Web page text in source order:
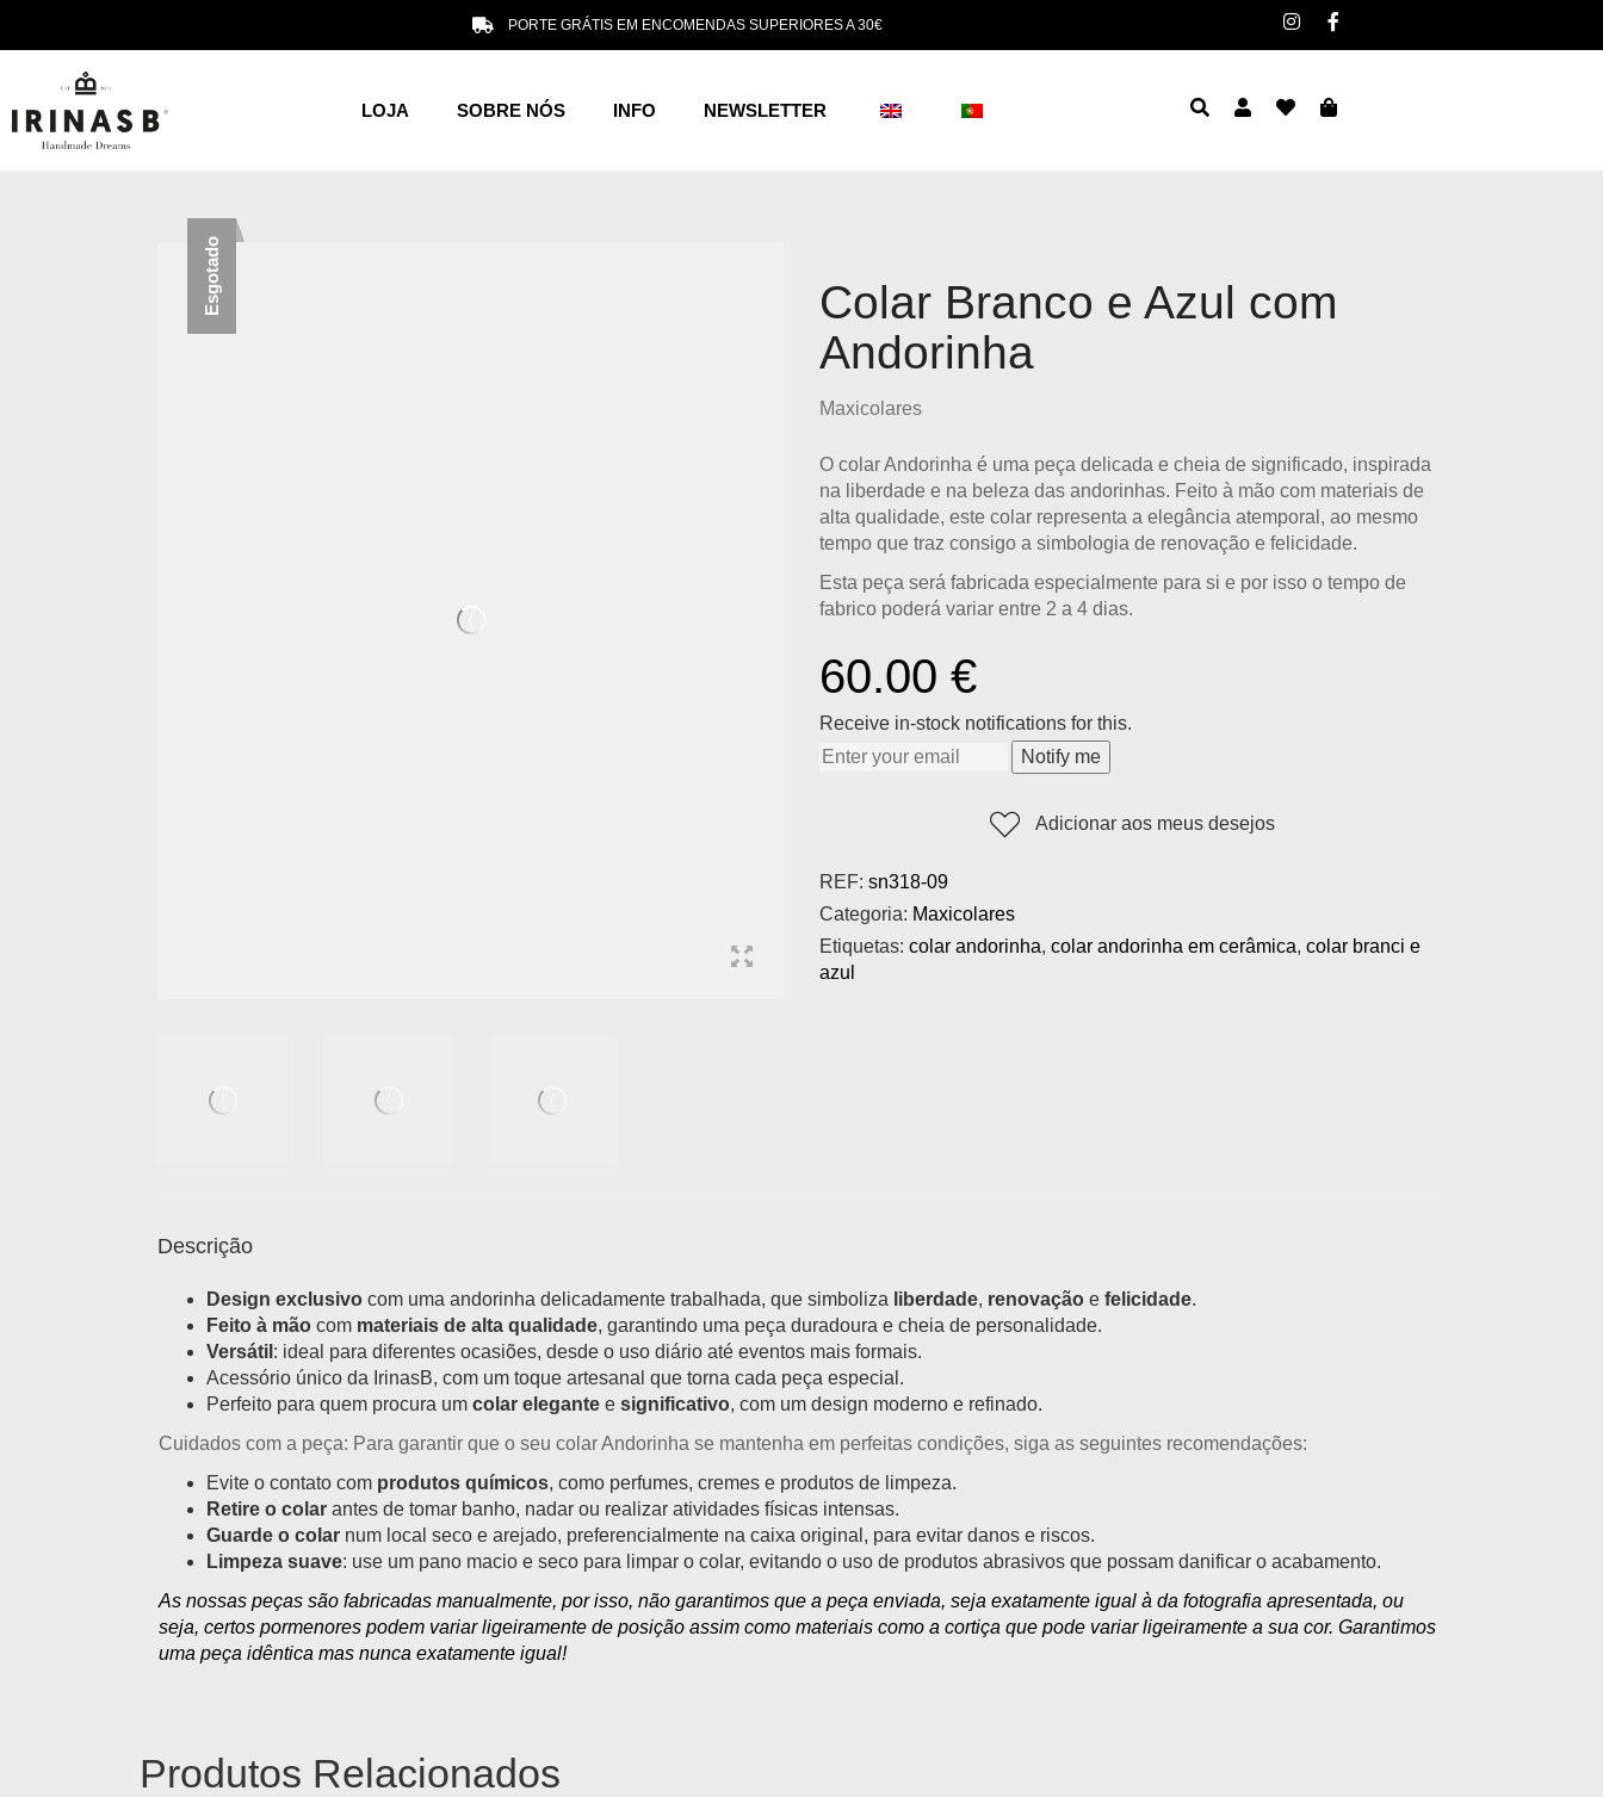
PORTE GRÁTIS EM ENCOMENDAS SUPERIORES A 30€
LOJA SOBRE NÓS INFO NEWSLETTER
Esgotado
Colar Branco e Azul com
Andorinha
Maxicolares
O colar Andorinha é uma peça delicada e cheia de significado, inspirada
na liberdade e na beleza das andorinhas. Feito à mão com materiais de
alta qualidade, este colar representa a elegância atemporal, ao mesmo
tempo que traz consigo a simbologia de renovação e felicidade.
Esta peça será fabricada especialmente para si e por isso o tempo de
fabrico poderá variar entre 2 a 4 dias.
60.00 €
Receive in-stock notifications for this.
Notify me
Adicionar aos meus desejos
REF: sn318-09
Categoria: Maxicolares
Etiquetas: colar andorinha, colar andorinha em cerâmica, colar branci e
azul
Descrição
Design exclusivo com uma andorinha delicadamente trabalhada, que simboliza liberdade, renovação e felicidade.
Feito à mão com materiais de alta qualidade, garantindo uma peça duradoura e cheia de personalidade.
Versátil : ideal para diferentes ocasiões, desde o uso diário até eventos mais formais.
Acessório único da IrinasB, com um toque artesanal que torna cada peça especial.
Perfeito para quem procura um colar elegante e significativo, com um design moderno e refinado.
Cuidados com a peça: Para garantir que o seu colar Andorinha se mantenha em perfeitas condições, siga as seguintes recomendações:
Evite o contato com produtos químicos, como perfumes, cremes e produtos de limpeza.
Retire o colar antes de tomar banho, nadar ou realizar atividades físicas intensas.
Guarde o colar num local seco e arejado, preferencialmente na caixa original, para evitar danos e riscos.
Limpeza suave: use um pano macio e seco para limpar o colar, evitando o uso de produtos abrasivos que possam danificar o acabamento.
As nossas peças são fabricadas manualmente, por isso, não garantimos que a peça enviada, seja exatamente igual à da fotografia apresentada, ou
seja, certos pormenores podem variar ligeiramente de posição assim como materiais como a cortiça que pode variar ligeiramente a sua cor. Garantimos
uma peça idêntica mas nunca exatamente igual!
Produtos Relacionados